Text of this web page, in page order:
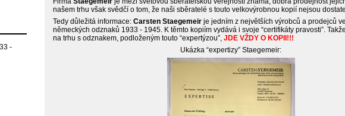
-
našem trhu však svědčí o tom, že naši sběratelé s touto velkovýrobnou kopií nejsou
Tedy důležitá informace: Carsten Staegemeir je jedním z největších výrobců a prodejců
německých odznaků 1933 - 1945. K těmto kopiím vydává i svoje “certifikáty pravosti”.
na trhu s odznakem, podloženým touto “expertýzou”, JDE VŽDY O KOPII!!!
Ukázka “expertizy” Staegemeir: